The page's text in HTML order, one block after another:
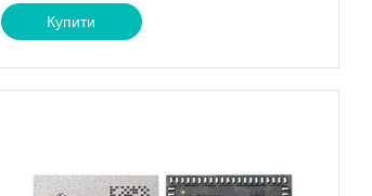
Купити